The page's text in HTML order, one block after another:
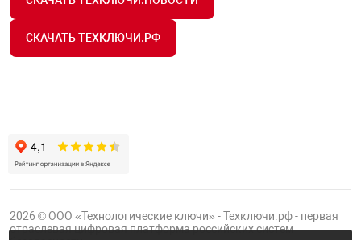
СКАЧАТЬ ТЕХКЛЮЧИ.РФ
2026 © ООО «Технологические ключи» - Техключи.рф - первая
отраслевая цифровая платформа российских систем